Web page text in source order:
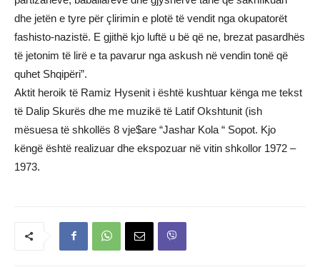
dhe jetën e tyre për çlirimin e plotë të vendit nga okupatorët
fashisto-nazistë. E gjithë kjo luftë u bë që ne, brezat pasardhës
të jetonim të lirë e ta pavarur nga askush në vendin tonë që
quhet Shqipëri”.
Aktit heroik të Ramiz Hysenit i është kushtuar kënga me tekst
të Dalip Skurës dhe me muzikë të Latif Okshtunit (ish
mësuesa të shkollës 8 vje$are “Jashar Kola “ Sopot. Kjo
këngë është realizuar dhe ekspozuar në vitin shkollor 1972 –
1973.